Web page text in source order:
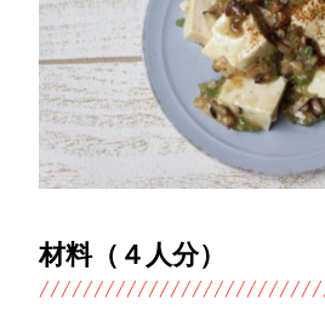
材料（４人分）